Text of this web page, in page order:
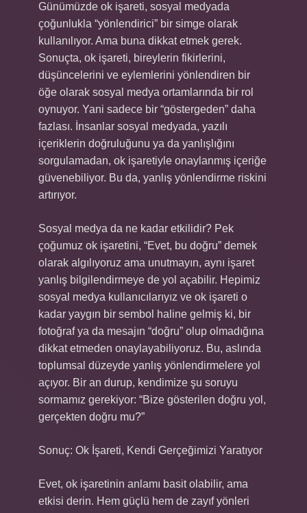
Günümüzde ok işareti, sosyal medyada
çoğunlukla “yönlendirici” bir simge olarak
kullanılıyor. Ama buna dikkat etmek gerek.
Sonuçta, ok işareti, bireylerin fikirlerini,
düşüncelerini ve eylemlerini yönlendiren bir
öğe olarak sosyal medya ortamlarında bir rol
oynuyor. Yani sadece bir “göstergeden” daha
fazlası. İnsanlar sosyal medyada, yazılı
içeriklerin doğruluğunu ya da yanlışlığını
sorgulamadan, ok işaretiyle onaylanmış içeriğe
güvenebiliyor. Bu da, yanlış yönlendirme riskini
artırıyor.
Sosyal medya da ne kadar etkilidir? Pek
çoğumuz ok işaretini, “Evet, bu doğru” demek
olarak algılıyoruz ama unutmayın, aynı işaret
yanlış bilgilendirmeye de yol açabilir. Hepimiz
sosyal medya kullanıcılarıyız ve ok işareti o
kadar yaygın bir sembol haline gelmiş ki, bir
fotoğraf ya da mesajın “doğru” olup olmadığına
dikkat etmeden onaylayabiliyoruz. Bu, aslında
toplumsal düzeyde yanlış yönlendirmelere yol
açıyor. Bir an durup, kendimize şu soruyu
sormamız gerekiyor: “Bize gösterilen doğru yol,
gerçekten doğru mu?”
Sonuç: Ok İşareti, Kendi Gerçeğimizi Yaratıyor
Evet, ok işaretinin anlamı basit olabilir, ama
etkisi derin. Hem güçlü hem de zayıf yönleri